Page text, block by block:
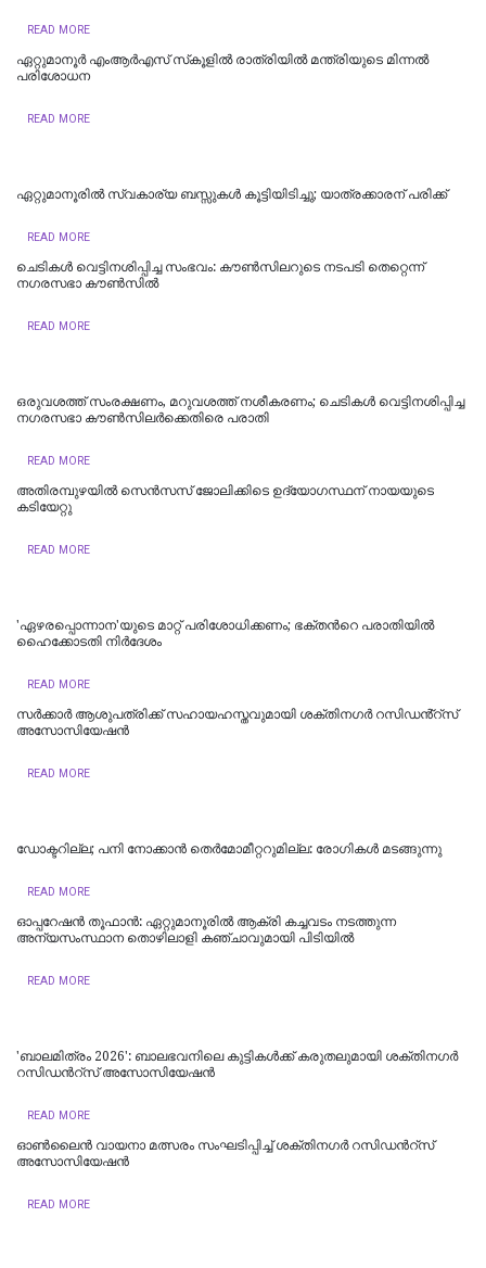
READ MORE
ഏറ്റുമാനൂർ എംആർഎസ് സ്‌കൂളിൽ രാത്രിയിൽ മന്ത്രിയുടെ മിന്നൽ
പരിശോധന
READ MORE
ഏറ്റുമാനൂരിൽ സ്വകാര്യ ബസ്സുകൾ കൂട്ടിയിടിച്ചു; യാത്രക്കാരന് പരിക്ക്
READ MORE
ചെടികള്‍ വെട്ടിനശിപ്പിച്ച സംഭവം: കൗണ്‍സിലറുടെ നടപടി തെറ്റെന്ന്
നഗരസഭാ കൗണ്‍സില്‍
READ MORE
ഒരുവശത്ത് സംരക്ഷണം, മറുവശത്ത് നശീകരണം; ചെടികൾ വെട്ടിനശിപ്പിച്ച
നഗരസഭാ കൗൺസിലർക്കെതിരെ പരാതി
READ MORE
അതിരമ്പുഴയില്‍ സെൻസസ് ജോലിക്കിടെ ഉദ്യോഗസ്ഥന് നായയുടെ
കടിയേറ്റു
READ MORE
'ഏഴരപ്പൊന്നാന'യുടെ മാറ്റ് പരിശോധിക്കണം; ഭക്തന്‍റെ പരാതിയിൽ
ഹെെക്കോടതി നിർദേശം
READ MORE
സർക്കാർ ആശുപത്രിക്ക് സഹായഹസ്തവുമായി ശക്തിനഗർ റസിഡൻ്റ്സ്
അസോസിയേഷൻ
READ MORE
ഡോക്ടറില്ല; പനി നോക്കാൻ തെർമോമീറ്ററുമില്ല: രോഗികൾ മടങ്ങുന്നു
READ MORE
ഓപ്പറേഷൻ തൂഫാൻ: ഏറ്റുമാനൂരിൽ ആക്രി കച്ചവടം നടത്തുന്ന
അന്യസംസ്ഥാന തൊഴിലാളി കഞ്ചാവുമായി പിടിയിൽ
READ MORE
'ബാലമിത്രം 2026': ബാലഭവനിലെ കുട്ടികൾക്ക് കരുതലുമായി ശക്തിനഗർ
റസിഡന്‍റ്സ് അസോസിയേഷന്‍
READ MORE
ഓൺലൈൻ വായനാ മത്സരം സംഘടിപ്പിച്ച് ശക്തിനഗർ റസിഡന്‍റ്സ്
അസോസിയേഷൻ
READ MORE